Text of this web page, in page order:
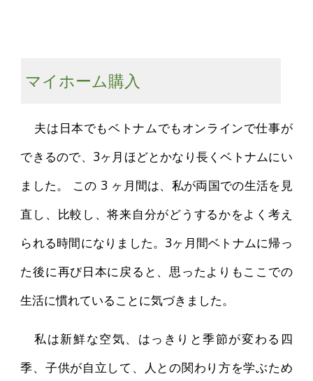
マイホーム購入
夫は日本でもベトナムでもオンラインで仕事が
できるので、3ヶ月ほどとかなり長くベトナムにい
ました。 この 3 ヶ月間は、私が両国での生活を見
直し、比較し、将来自分がどうするかをよく考え
られる時間になりました。3ヶ月間ベトナムに帰っ
た後に再び日本に戻ると、思ったよりもここでの
生活に慣れていることに気づきました。
私は新鮮な空気、はっきりと季節が変わる四
季、子供が自立して、人との関わり方を学ぶため